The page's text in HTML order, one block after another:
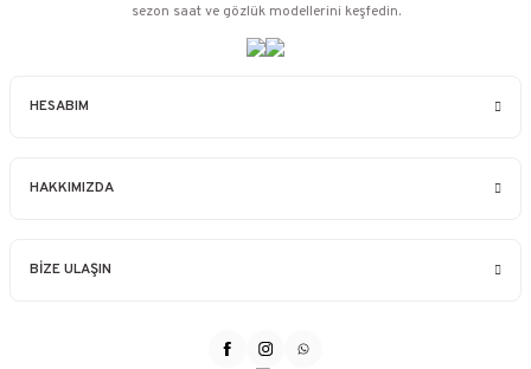
HESABIM
HAKKIMIZDA
BİZE ULAŞIN
sezon saat ve gözlük modellerini keşfedin.